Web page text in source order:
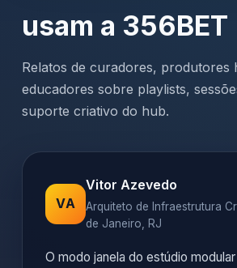
usam a 356BET
Relatos de curadores, produtores
educadores sobre playlists,
suporte criativo do hub.
VA
Vitor Azevedo
Arquiteto de Infraestrutura
de Janeiro, RJ
O modo janela do estúdio